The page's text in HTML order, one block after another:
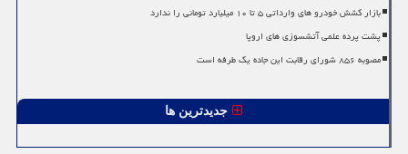
بازار کشش خودرو های وارداتی ۵ تا ۱۰ میلیارد تومانی را ندارد
پشت پرده علمی آتشسوزی های اروپا
مصوبه ۸۵۶ شورای رقابت این جاده یک طرفه است
جدیدترین ها